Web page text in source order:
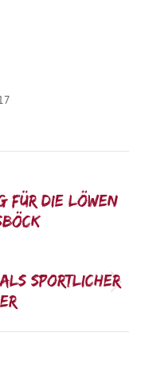
für die Löwen
als Sportlicher